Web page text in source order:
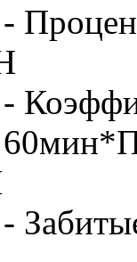
-
-
-